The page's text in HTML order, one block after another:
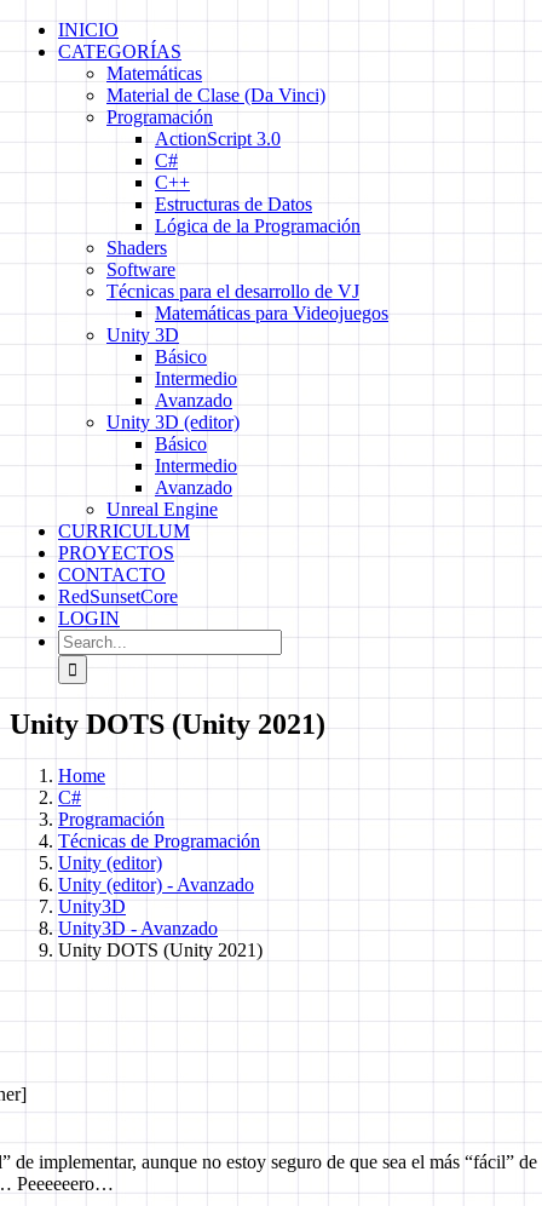
Skip
INICIO
CATEGORÍAS
Matemáticas
Material de Clase (Da Vinci)
Programación
ActionScript 3.0
C#
C++
Estructuras de Datos
Lógica de la Programación
Shaders
Software
Técnicas para el desarrollo de VJ
Matemáticas para Videojuegos
Unity 3D
Básico
Intermedio
Avanzado
Unity 3D (editor)
Básico
Intermedio
Avanzado
Unreal Engine
CURRICULUM
PROYECTOS
CONTACTO
RedSunsetCore
LOGIN
Search
for:
Unity DOTS (Unity 2021)
Home
C#
Programación
Técnicas de Programación
Unity (editor)
Unity (editor) - Avanzado
Unity3D
Unity3D - Avanzado
Unity DOTS (Unity 2021)
implementar, aunque no estoy seguro de que sea el más “fácil” de
Peeeeeero…